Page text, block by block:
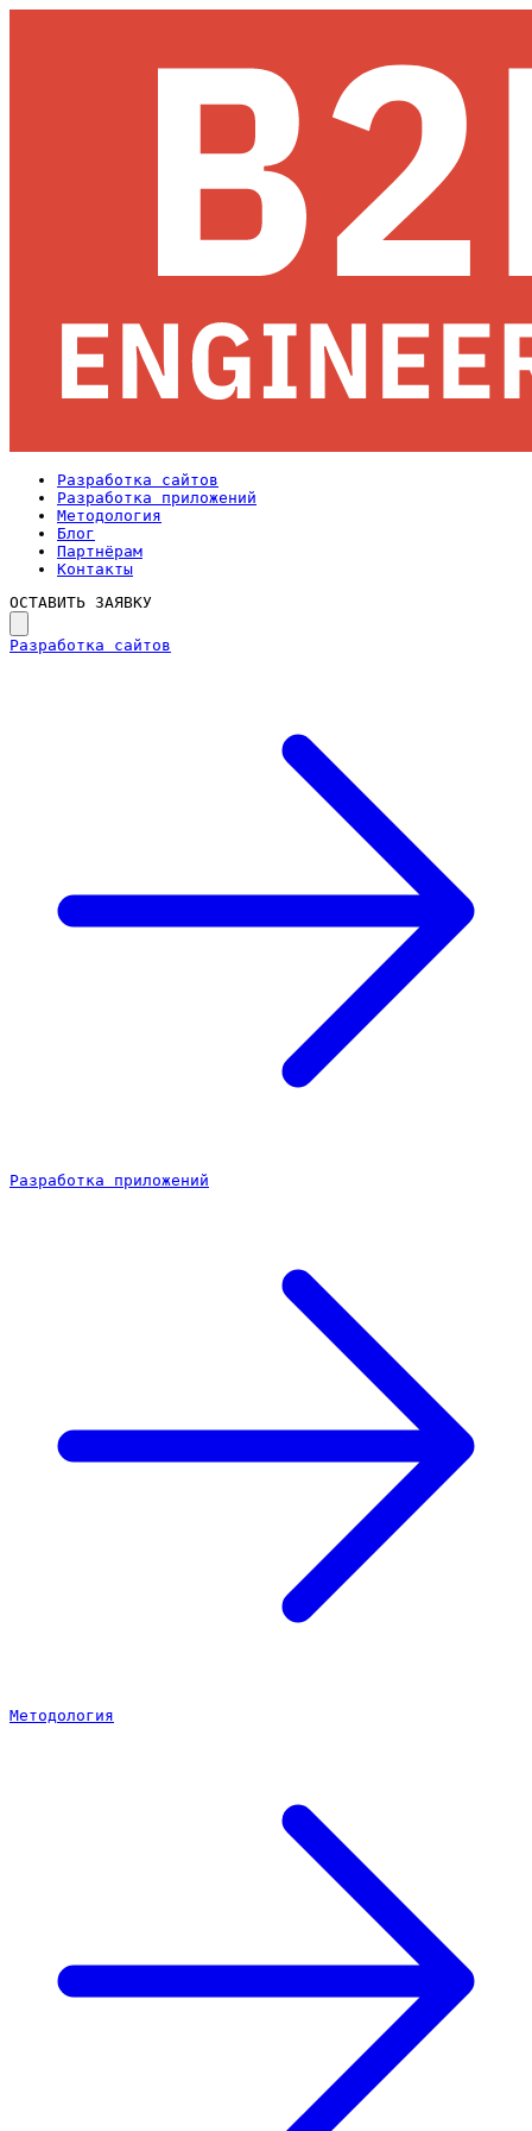
Разработка сайтов
Разработка приложений
Методология
Блог
Партнёрам
Контакты
ОСТАВИТЬ ЗАЯВКУ
Разработка сайтов
Разработка приложений
Методология